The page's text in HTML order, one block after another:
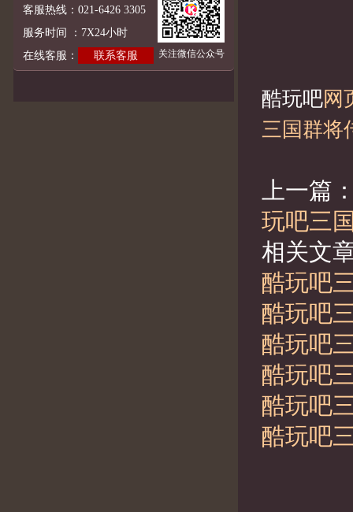
客服热线：021-6426 3305
服务时间 ：7X24小时
在线客服：
联系客服 关注微信公众号
酷玩吧网
三国群将
上一篇
玩吧三
相关文
酷玩吧
酷玩吧
酷玩吧
酷玩吧
酷玩吧
酷玩吧